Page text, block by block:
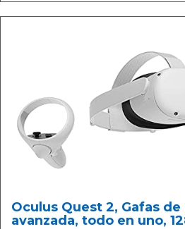
Oculus Quest 2, Gafas
avanzada, todo en uno,